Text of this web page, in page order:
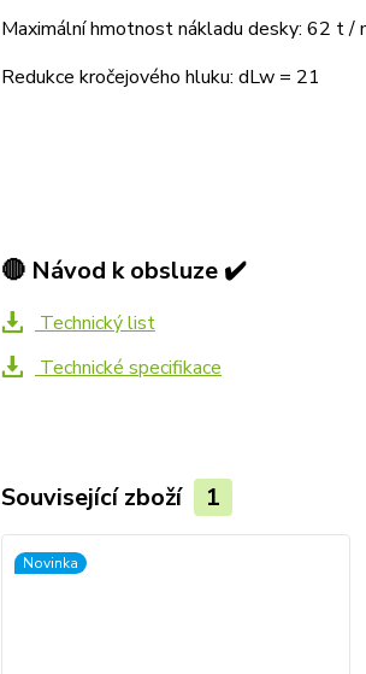
Maximální hmotnost nákladu desky: 62 t /
Redukce kročejového hluku: dLw = 21
🔴 Návod k obsluze ✔️
Technický list
Technické specifikace
Související zboží 1
Novinka